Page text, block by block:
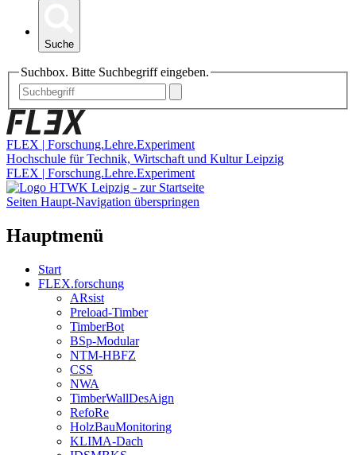
Suche
Suchbox. Bitte Suchbegriff eingeben.
FLEX | Forschung.Lehre.Experiment
Hochschule für Technik, Wirtschaft und Kultur Leipzig
FLEX | Forschung.Lehre.Experiment
Seiten Haupt-Navigation überspringen
Hauptmenü
Start
FLEX.forschung
ARsist
Preload-Timber
TimberBot
BSp-Modular
NTM-HBFZ
CSS
NWA
TimberWallDesAign
RefoRe
HolzBauMonitoring
KLIMA-Dach